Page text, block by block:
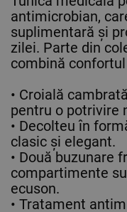
antimicrobian,
suplimentară și
zilei. Parte din
combină
• Croială
pentru o potrivire
• Decolteu în
clasic și elegant.
• Două buzunare
compartimente
ecuson.
• Tratament